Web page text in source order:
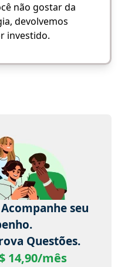
não gostar da
devolvemos
investido.
seu
Questões.
14,90/mês